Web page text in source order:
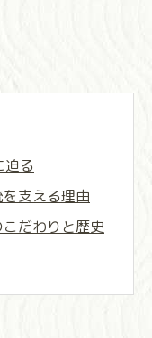
迫る
支える理由
だわりと歴史
と日々の努力